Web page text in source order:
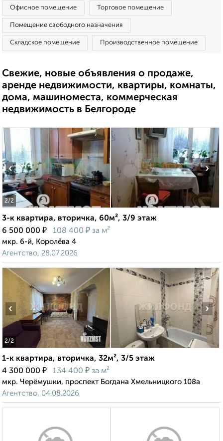
Офисное помещение Торговое помещение
Помещение свободного назначения
Складское помещение Производственное помещение
Свежие, новые объявления о продаже,
аренде недвижимости, квартиры, комнаты,
дома, машиноместа, коммерческая
недвижимость в Белгороде
2/2
‹ ›
3-к квартира, вторичка, 60м², 3/9 этаж
6 500 000 ₽ 108 400 ₽ за м²
мкр. 6-й, Королёва 4
Агентство, 28.07.2026
2/2
‹ ›
1-к квартира, вторичка, 32м², 3/5 этаж
4 300 000 ₽ 134 400 ₽ за м²
мкр. Черёмушки, проспект Богдана Хмельницкого 108а
Агентство, 04.08.2026